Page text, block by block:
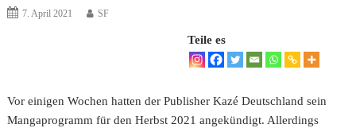
7. April 2021 SF
Teile es
Vor einigen Wochen hatten der Publisher Kazé Deutschland sein
Mangaprogramm für den Herbst 2021 angekündigt. Allerdings